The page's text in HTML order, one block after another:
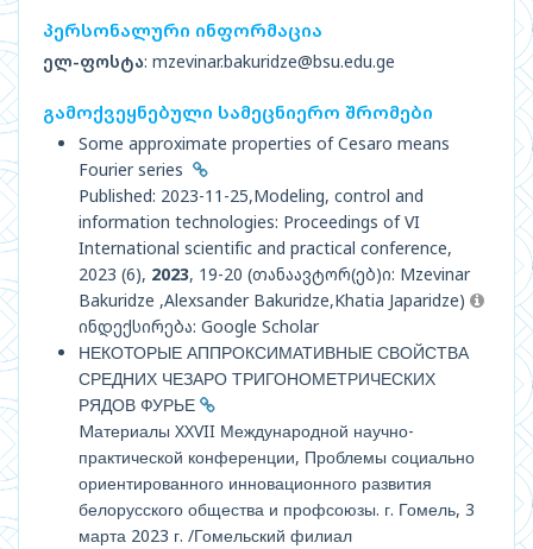
პერსონალური ინფორმაცია
ელ-ფოსტა: mzevinar.bakuridze@bsu.edu.ge
გამოქვეყნებული სამეცნიერო შრომები
Some approximate properties of Cesaro means
Fourier series
Published: 2023-11-25,Modeling, control and
information technologies: Proceedings of VI
International scientific and practical conference,
2023 (6), 2023, 19-20 (თანაავტორ(ებ)ი: Mzevinar
Bakuridze ,Alexsander Bakuridze,Khatia Japaridze)
ინდექსირება: Google Scholar
НЕКОТОРЫЕ АППРОКСИМАТИВНЫЕ СВОЙСТВА
СРЕДНИХ ЧЕЗАРО ТРИГОНОМЕТРИЧЕСКИХ
РЯДОВ ФУРЬЕ
Mатериалы XXVII Международной научно-
практической конференции, Проблемы социально
ориентированного инновационного развития
белорусского общества и профсоюзы. г. Гомель, 3
марта 2023 г. /Гомельский филиал